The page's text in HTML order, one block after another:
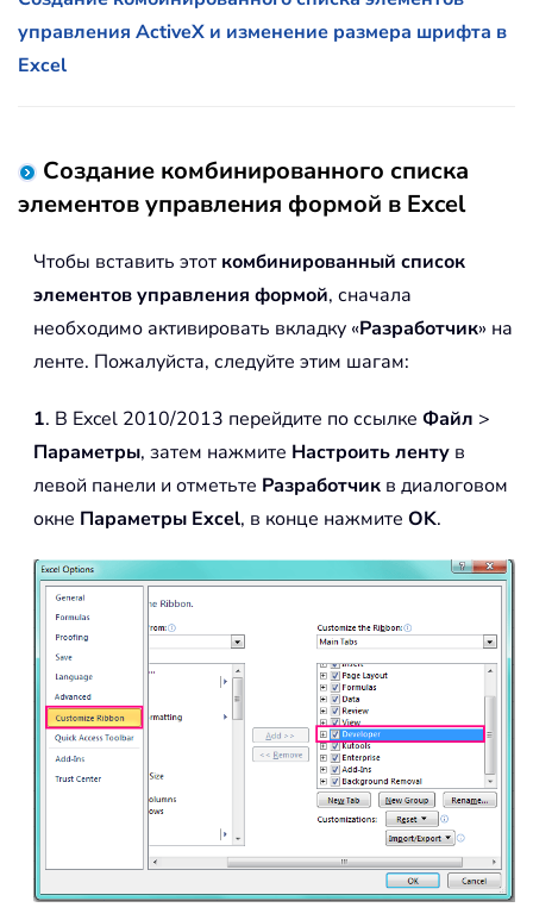
управления ActiveX и изменение размера шрифта в
Excel
Создание комбинированного списка
элементов управления формой в Excel
Чтобы вставить этот комбинированный список
элементов управления формой, сначала
необходимо активировать вкладку «Разработчик» на
ленте. Пожалуйста, следуйте этим шагам:
1. В Excel 2010/2013 перейдите по ссылке Файл >
Параметры, затем нажмите Настроить ленту в
левой панели и отметьте Разработчик в диалоговом
окне Параметры Excel, в конце нажмите OK.